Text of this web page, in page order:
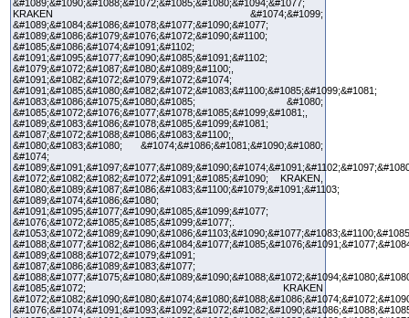
&#1089;&#1090;&#1088;&#1072;&#1085;&#1080;&#1094;&#1077;
KRAKEN &#1074;&#1099;
&#1089;&#1084;&#1086;&#1078;&#1077;&#1090;&#1077;
&#1089;&#1086;&#1079;&#1076;&#1072;&#1090;&#1100;
&#1085;&#1086;&#1074;&#1091;&#1102;
&#1091;&#1095;&#1077;&#1090;&#1085;&#1091;&#1102;
&#1079;&#1072;&#1087;&#1080;&#1089;&#1100;,
&#1091;&#1082;&#1072;&#1079;&#1072;&#1074;
&#1091;&#1085;&#1080;&#1082;&#1072;&#1083;&#1100;&#1085;&#1099;&#1081;
&#1083;&#1086;&#1075;&#1080;&#1085; &#1080;
&#1085;&#1072;&#1076;&#1077;&#1078;&#1085;&#1099;&#1081;,
&#1089;&#1083;&#1086;&#1078;&#1085;&#1099;&#1081;
&#1087;&#1072;&#1088;&#1086;&#1083;&#1100;,
&#1080;&#1083;&#1080; &#1074;&#1086;&#1081;&#1090;&#1080;
&#1074;
&#1072;&#1082;&#1082;&#1072;&#1091;&#1085;&#1090; KRAKEN,
&#1080;&#1089;&#1087;&#1086;&#1083;&#1100;&#1079;&#1091;&#1103;
&#1089;&#1074;&#1086;&#1080;
&#1091;&#1095;&#1077;&#1090;&#1085;&#1099;&#1077;
&#1076;&#1072;&#1085;&#1085;&#1099;&#1077;.
&#1089;&#1088;&#1072;&#1079;&#1091;
&#1087;&#1086;&#1089;&#1083;&#1077;
&#1085;&#1072; KRAKEN